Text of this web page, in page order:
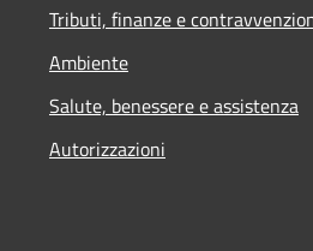
Tributi, finanze e
Ambiente
Salute, benessere e assistenza
Autorizzazioni